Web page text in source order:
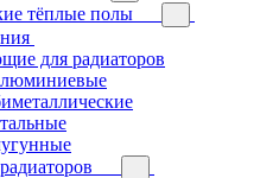
тёплые полы
для радиаторов